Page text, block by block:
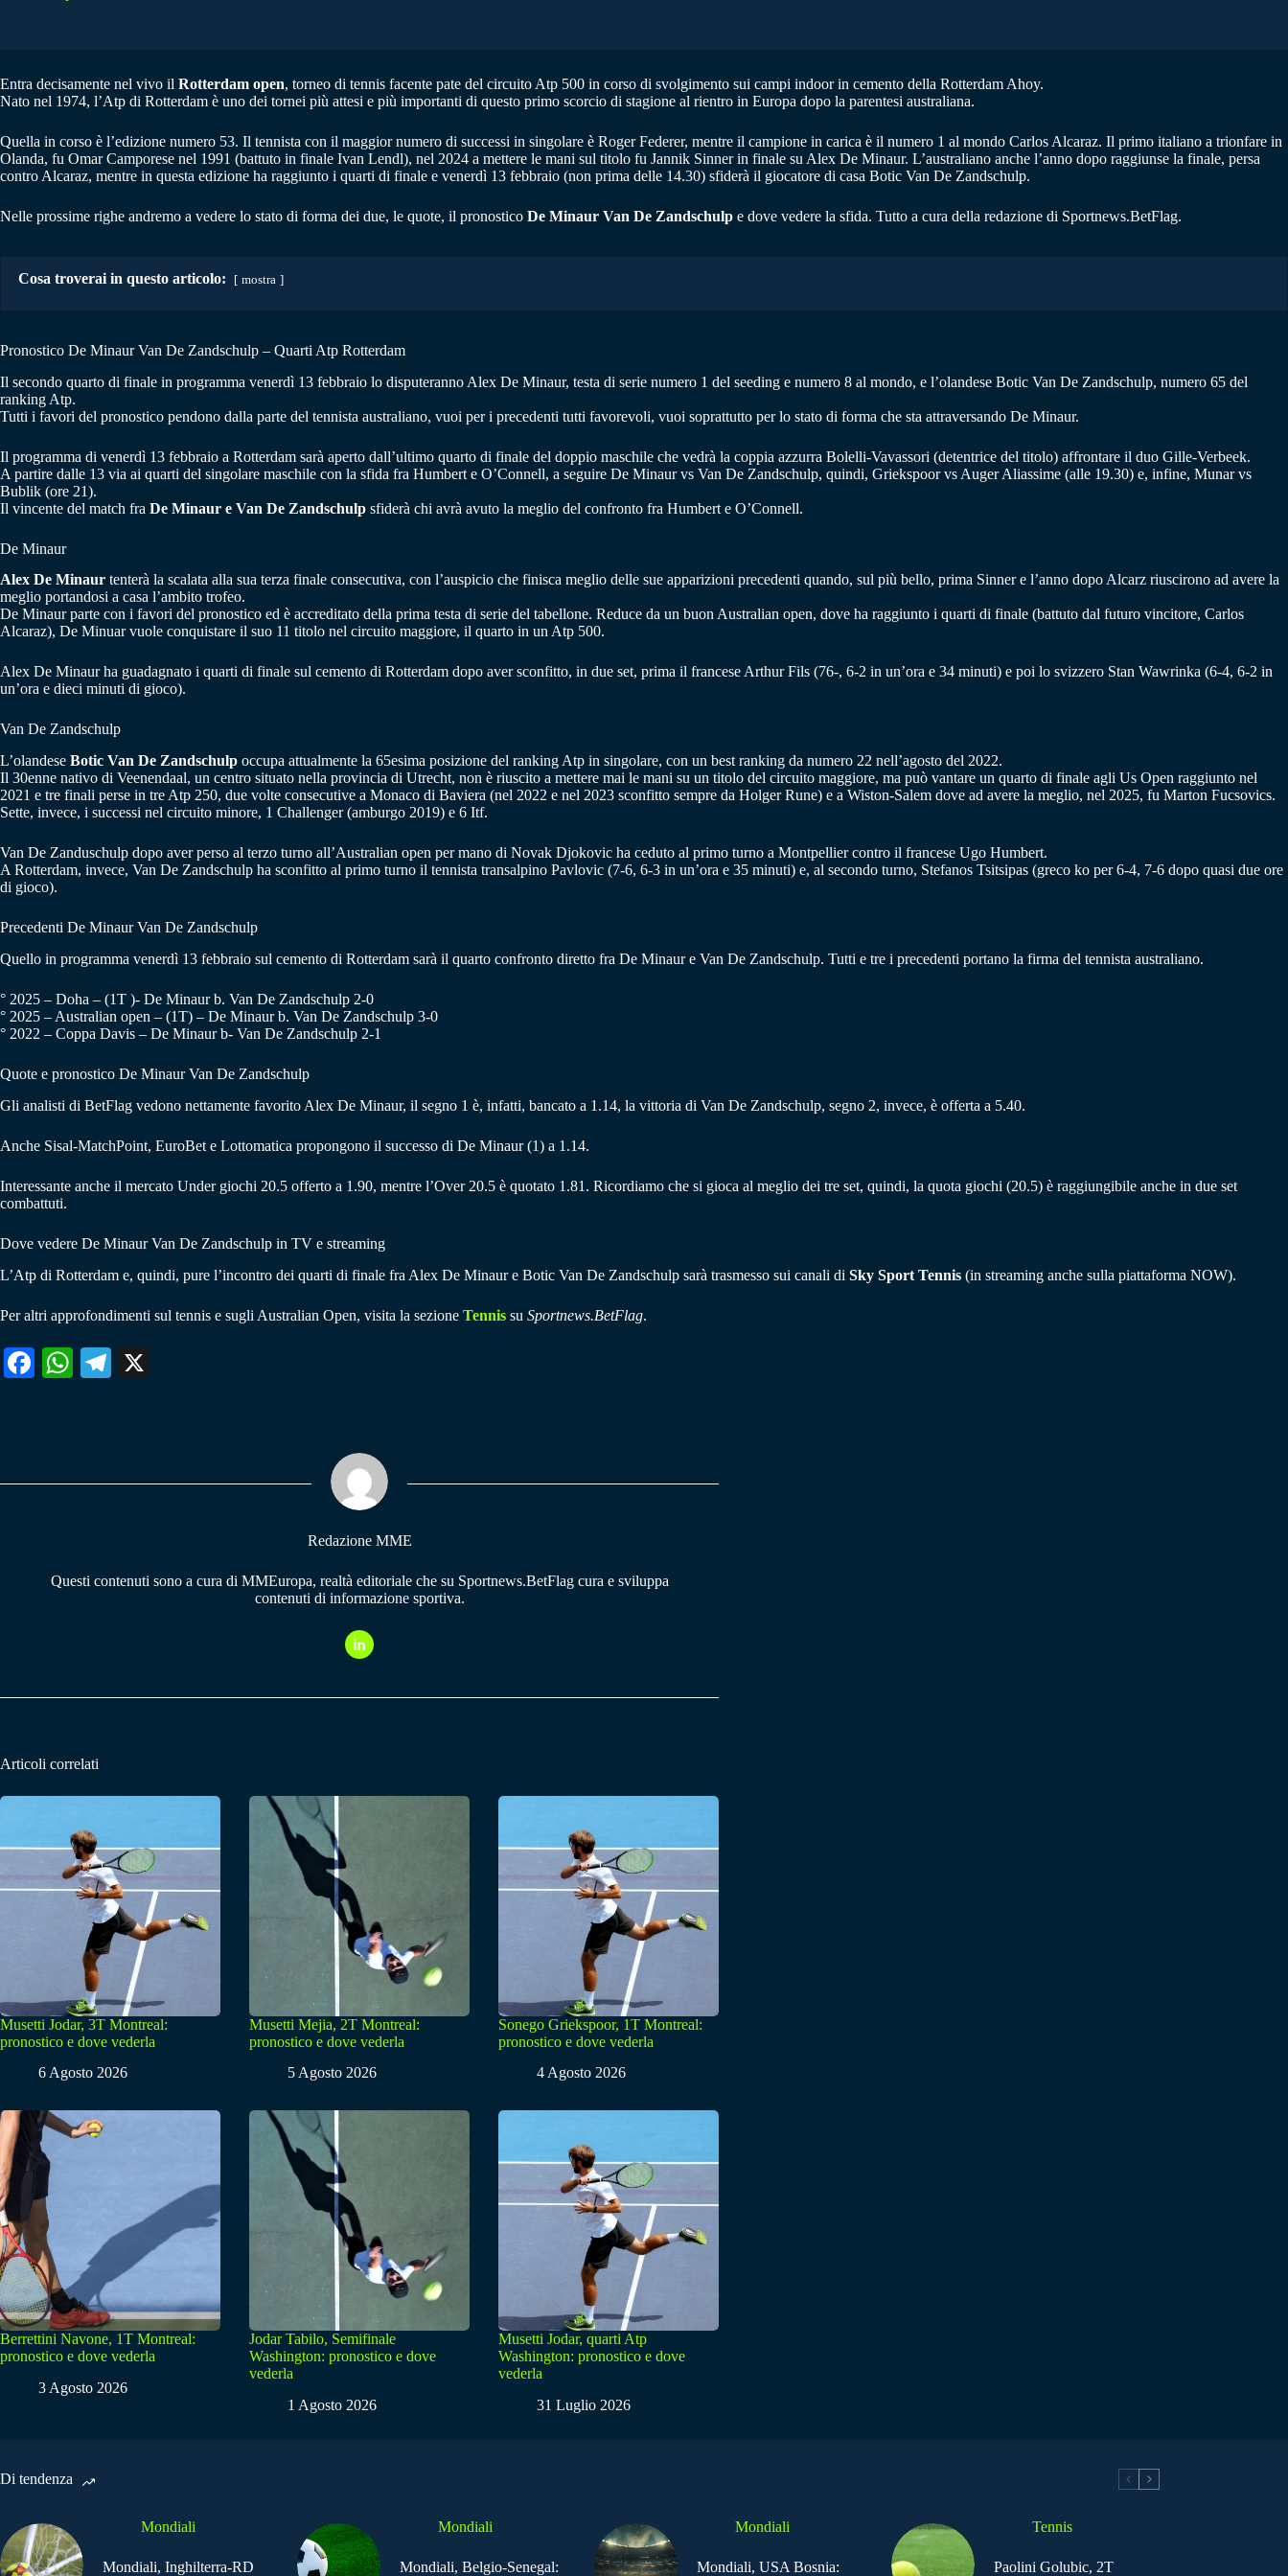
Entra decisamente nel vivo il Rotterdam open, torneo di tennis facente pate del circuito Atp 500 in corso di svolgimento sui campi indoor in cemento della Rotterdam Ahoy.
Nato nel 1974, l’Atp di Rotterdam è uno dei tornei più attesi e più importanti di questo primo scorcio di stagione al rientro in Europa dopo la parentesi australiana.
Quella in corso è l’edizione numero 53. Il tennista con il maggior numero di successi in singolare è Roger Federer, mentre il campione in carica è il numero 1 al mondo Carlos Alcaraz. Il primo italiano a trionfare in
Olanda, fu Omar Camporese nel 1991 (battuto in finale Ivan Lendl), nel 2024 a mettere le mani sul titolo fu Jannik Sinner in finale su Alex De Minaur. L’australiano anche l’anno dopo raggiunse la finale, persa
contro Alcaraz, mentre in questa edizione ha raggiunto i quarti di finale e venerdì 13 febbraio (non prima delle 14.30) sfiderà il giocatore di casa Botic Van De Zandschulp.
Nelle prossime righe andremo a vedere lo stato di forma dei due, le quote, il pronostico De Minaur Van De Zandschulp e dove vedere la sfida. Tutto a cura della redazione di Sportnews.BetFlag.
Cosa troverai in questo articolo: mostra
Pronostico De Minaur Van De Zandschulp – Quarti Atp Rotterdam
Il secondo quarto di finale in programma venerdì 13 febbraio lo disputeranno Alex De Minaur, testa di serie numero 1 del seeding e numero 8 al mondo, e l’olandese Botic Van De Zandschulp, numero 65 del
ranking Atp.
Tutti i favori del pronostico pendono dalla parte del tennista australiano, vuoi per i precedenti tutti favorevoli, vuoi soprattutto per lo stato di forma che sta attraversando De Minaur.
Il programma di venerdì 13 febbraio a Rotterdam sarà aperto dall’ultimo quarto di finale del doppio maschile che vedrà la coppia azzurra Bolelli-Vavassori (detentrice del titolo) affrontare il duo Gille-Verbeek.
A partire dalle 13 via ai quarti del singolare maschile con la sfida fra Humbert e O’Connell, a seguire De Minaur vs Van De Zandschulp, quindi, Griekspoor vs Auger Aliassime (alle 19.30) e, infine, Munar vs
Bublik (ore 21).
Il vincente del match fra De Minaur e Van De Zandschulp sfiderà chi avrà avuto la meglio del confronto fra Humbert e O’Connell.
De Minaur
Alex De Minaur tenterà la scalata alla sua terza finale consecutiva, con l’auspicio che finisca meglio delle sue apparizioni precedenti quando, sul più bello, prima Sinner e l’anno dopo Alcarz riuscirono ad avere la
meglio portandosi a casa l’ambito trofeo.
De Minaur parte con i favori del pronostico ed è accreditato della prima testa di serie del tabellone. Reduce da un buon Australian open, dove ha raggiunto i quarti di finale (battuto dal futuro vincitore, Carlos
Alcaraz), De Minuar vuole conquistare il suo 11 titolo nel circuito maggiore, il quarto in un Atp 500.
Alex De Minaur ha guadagnato i quarti di finale sul cemento di Rotterdam dopo aver sconfitto, in due set, prima il francese Arthur Fils (76-, 6-2 in un’ora e 34 minuti) e poi lo svizzero Stan Wawrinka (6-4, 6-2 in
un’ora e dieci minuti di gioco).
Van De Zandschulp
L’olandese Botic Van De Zandschulp occupa attualmente la 65esima posizione del ranking Atp in singolare, con un best ranking da numero 22 nell’agosto del 2022.
Il 30enne nativo di Veenendaal, un centro situato nella provincia di Utrecht, non è riuscito a mettere mai le mani su un titolo del circuito maggiore, ma può vantare un quarto di finale agli Us Open raggiunto nel
2021 e tre finali perse in tre Atp 250, due volte consecutive a Monaco di Baviera (nel 2022 e nel 2023 sconfitto sempre da Holger Rune) e a Wiston-Salem dove ad avere la meglio, nel 2025, fu Marton Fucsovics.
Sette, invece, i successi nel circuito minore, 1 Challenger (amburgo 2019) e 6 Itf.
Van De Zanduschulp dopo aver perso al terzo turno all’Australian open per mano di Novak Djokovic ha ceduto al primo turno a Montpellier contro il francese Ugo Humbert.
A Rotterdam, invece, Van De Zandschulp ha sconfitto al primo turno il tennista transalpino Pavlovic (7-6, 6-3 in un’ora e 35 minuti) e, al secondo turno, Stefanos Tsitsipas (greco ko per 6-4, 7-6 dopo quasi due ore
di gioco).
Precedenti De Minaur Van De Zandschulp
Quello in programma venerdì 13 febbraio sul cemento di Rotterdam sarà il quarto confronto diretto fra De Minaur e Van De Zandschulp. Tutti e tre i precedenti portano la firma del tennista australiano.
° 2025 – Doha – (1T )- De Minaur b. Van De Zandschulp 2-0
° 2025 – Australian open – (1T) – De Minaur b. Van De Zandschulp 3-0
° 2022 – Coppa Davis – De Minaur b- Van De Zandschulp 2-1
Quote e pronostico De Minaur Van De Zandschulp
Gli analisti di BetFlag vedono nettamente favorito Alex De Minaur, il segno 1 è, infatti, bancato a 1.14, la vittoria di Van De Zandschulp, segno 2, invece, è offerta a 5.40.
Anche Sisal-MatchPoint, EuroBet e Lottomatica propongono il successo di De Minaur (1) a 1.14.
Interessante anche il mercato Under giochi 20.5 offerto a 1.90, mentre l’Over 20.5 è quotato 1.81. Ricordiamo che si gioca al meglio dei tre set, quindi, la quota giochi (20.5) è raggiungibile anche in due set
combattuti.
Dove vedere De Minaur Van De Zandschulp in TV e streaming
L’Atp di Rotterdam e, quindi, pure l’incontro dei quarti di finale fra Alex De Minaur e Botic Van De Zandschulp sarà trasmesso sui canali di Sky Sport Tennis (in streaming anche sulla piattaforma NOW).
Per altri approfondimenti sul tennis e sugli Australian Open, visita la sezione Tennis su Sportnews.BetFlag.
Fa W
pp
Te
m
Redazione MME
Questi contenuti sono a cura di MMEuropa, realtà editoriale che su Sportnews.BetFlag cura e sviluppa
contenuti di informazione sportiva.
Articoli correlati
Musetti Jodar, 3T Montreal:
pronostico e dove vederla
6 Agosto 2026
Musetti Mejia, 2T Montreal:
pronostico e dove vederla
5 Agosto 2026
Sonego Griekspoor, 1T Montreal:
pronostico e dove vederla
4 Agosto 2026
Berrettini Navone, 1T Montreal:
pronostico e dove vederla
3 Agosto 2026
Jodar Tabilo, Semifinale
Washington: pronostico e dove
vederla
1 Agosto 2026
Musetti Jodar, quarti Atp
Washington: pronostico e dove
vederla
31 Luglio 2026
Di tendenza
Mondiali
Mondiali, Inghilterra-RD
Mondiali
Mondiali, Belgio-Senegal:
Mondiali
Mondiali, USA Bosnia:
Tennis
Paolini Golubic, 2T